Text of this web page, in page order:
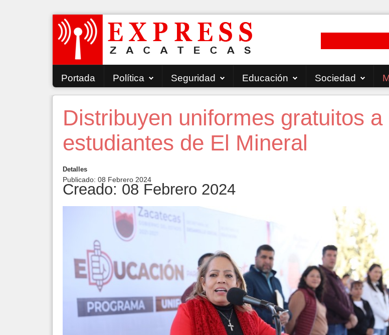
Portada Política Seguridad Educación Sociedad
Distribuyen uniformes gratuitos a
estudiantes de El Mineral
Detalles
Publicado: 08 Febrero 2024
Creado: 08 Febrero 2024